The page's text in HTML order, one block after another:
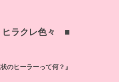
ラクレ色々 ■
状のヒーラーって何？』